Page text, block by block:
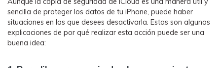
sencilla de proteger los datos de tu iPhone, puede haber
situaciones en las que desees desactivarla.󠀲󠀡󠀠󠀥󠀩󠀧󠀣󠀢󠀧󠀳󠀰 Estas son algunas
explicaciones de por qué realizar esta acción puede ser una
buena idea:󠀲󠀡󠀠󠀥󠀩󠀧󠀣󠀢󠀨󠀳